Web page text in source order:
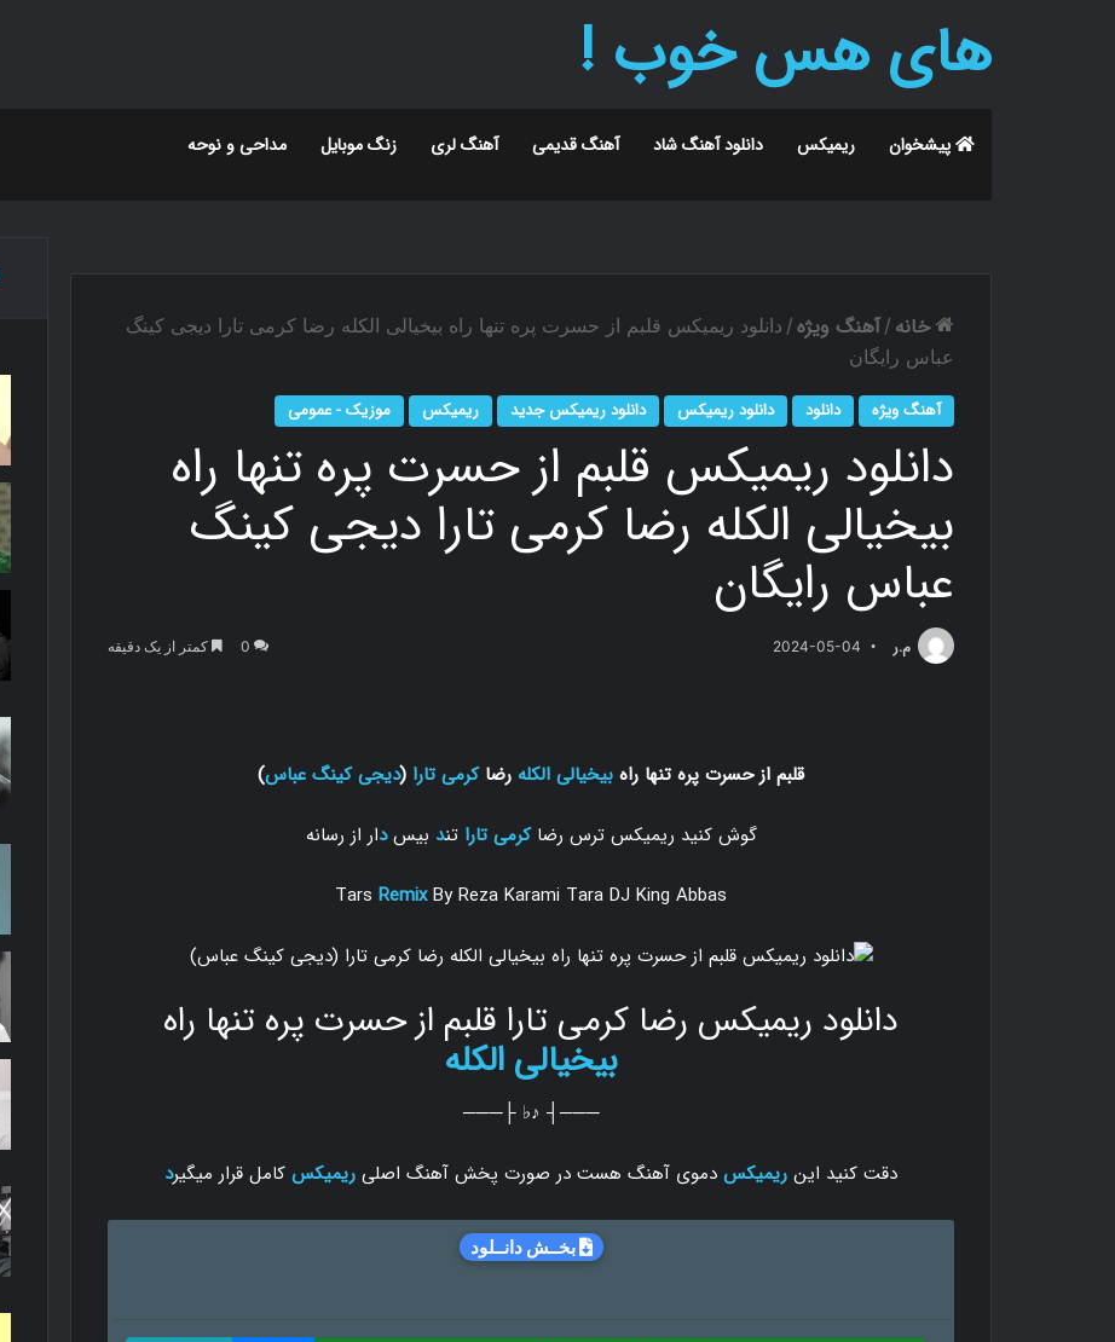
های هس خوب !
پیشخوان ریمیکس دانلود آهنگ شاد آهنگ قدیمی آهنگ لری زنگ موبایل مداحی و نوحه
خانه / آهنگ ویژه / دانلود ریمیکس ﻗﻠﺒﻢ از ﺣﺴﺮت ﭘﺮه ﺗﻨﻬﺎ راه ﺑﻴﺨﻴﺎﻟﻰ اﻟﻜﻠﻪ رضا کرمی تارا دیجی کینگ
عباس رایگان
آهنگ ویژه دانلود دانلود ریمیکس دانلود ریمیکس جدید ریمیکس موزیک - عمومی
دانلود ریمیکس ﻗﻠﺒﻢ از ﺣﺴﺮت ﭘﺮه ﺗﻨﻬﺎ راه
ﺑﻴﺨﻴﺎﻟﻰ اﻟﻜﻠﻪ رضا کرمی تارا دیجی کینگ
عباس رایگان
م.ر 2024-05-04
0 کمتر از یک دقیقه
ﻗﻠﺒﻢ از ﺣﺴﺮت ﭘﺮه ﺗﻨﻬﺎ راه ﺑﻴﺨﻴﺎﻟﻰ اﻟﻜﻠﻪ رضاکرمی تارا (دیجی کینگ عباس)
گوش کنید ریمیکس ترس رضاکرمی تارا تند بیسدار از رسانه
Tars RemixBy Reza Karami Tara DJ King Abbas
دانلود ریمیکس رضا کرمی تارا ﻗﻠﺒﻢ از ﺣﺴﺮت ﭘﺮه ﺗﻨﻬﺎ راه
ﺑﻴﺨﻴﺎﻟﻰ اﻟﻜﻠﻪ
───┤ ♪♭ ├───
دقت کنید این ریمیکس دموی آهنگ هست در صورت پخش آهنگ اصلی ریمیکس کامل قرار میگیرد
بخــش دانــلود